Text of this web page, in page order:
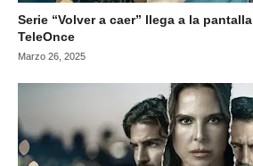
Serie “Volver a caer” llega a la
TeleOnce
Marzo 26, 2025